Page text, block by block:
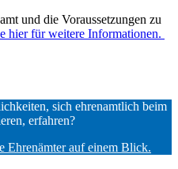
und die Voraussetzungen zu
hier für weitere Informationen.
sich ehrenamtlich beim
erfahren?
Ehrenämter auf einem Blick.